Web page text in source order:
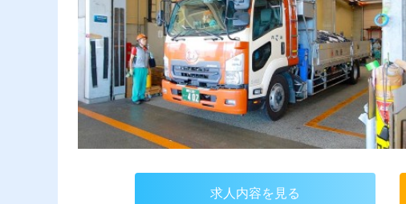
求人内容を見る